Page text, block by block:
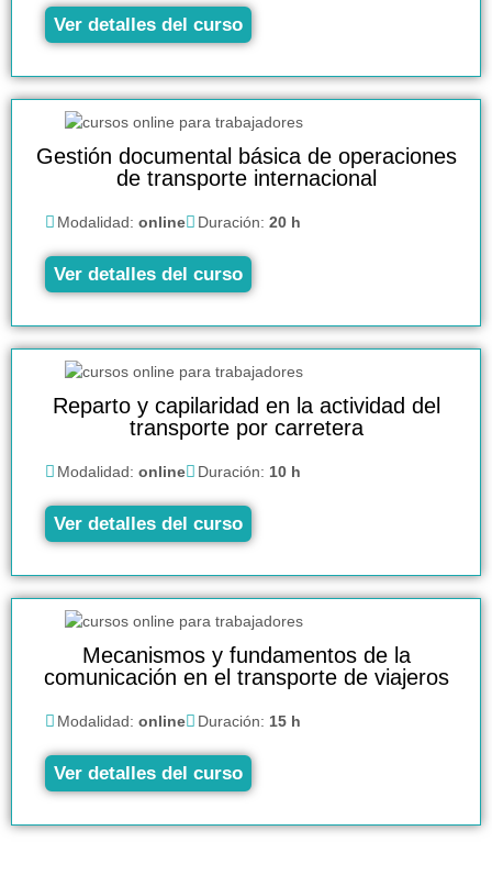
Ver detalles del curso
Gestión documental básica de operaciones
de transporte internacional
Modalidad: online Duración: 20 h
Ver detalles del curso
Reparto y capilaridad en la actividad del
transporte por carretera
Modalidad: online Duración: 10 h
Ver detalles del curso
Mecanismos y fundamentos de la
comunicación en el transporte de viajeros
Modalidad: online Duración: 15 h
Ver detalles del curso